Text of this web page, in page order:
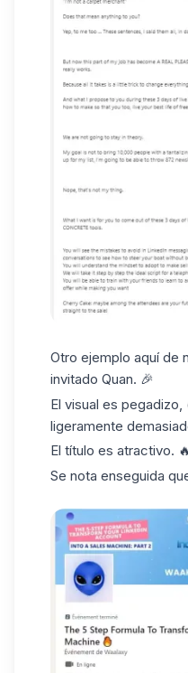
Otro ejemplo aquí de
invitado Quan. 🎉
El visual es
ligeramente
El título es atractivo.
Se nota enseguida